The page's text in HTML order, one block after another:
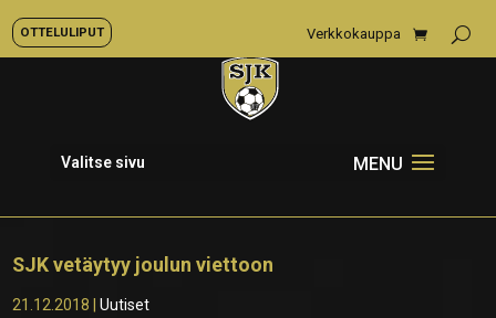
OTTELULIPUT Verkkokauppa
Valitse sivu
SJK vetäytyy joulun viettoon
21.12.2018 |Uutiset